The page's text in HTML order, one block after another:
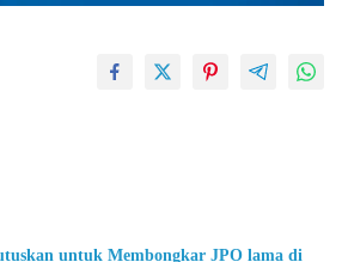
untuk Membongkar JPO lama di